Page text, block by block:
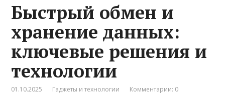
Быстрый обмен и
хранение данных:
ключевые решения и
технологии
01.10.2025 Гаджеты и технологии Комментарии: 0